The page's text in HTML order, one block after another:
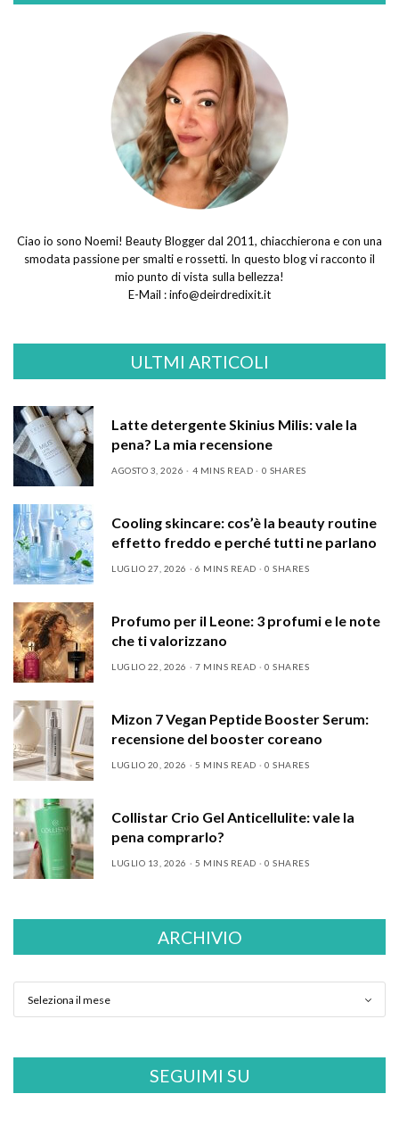
Ciao io sono Noemi! Beauty Blogger dal 2011, chiacchierona e con una
smodata passione per smalti e rossetti. In questo blog vi racconto il
mio punto di vista sulla bellezza!
E-Mail :info@deirdredixit.it
ULTMI ARTICOLI
Latte detergente Skinius Milis: vale la
pena? La mia recensione
AGOSTO 3, 2026 4 MINS READ 0 SHARES
Cooling skincare: cos’è la beauty routine
effetto freddo e perché tutti ne parlano
LUGLIO 27, 2026 6 MINS READ 0 SHARES
Profumo per il Leone: 3 profumi e le note
che ti valorizzano
LUGLIO 22, 2026 7 MINS READ 0 SHARES
Mizon 7 Vegan Peptide Booster Serum:
recensione del booster coreano
LUGLIO 20, 2026 5 MINS READ 0 SHARES
Collistar Crio Gel Anticellulite: vale la
pena comprarlo?
LUGLIO 13, 2026 5 MINS READ 0 SHARES
ARCHIVIO
SEGUIMI SU